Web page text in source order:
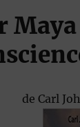
de Carl